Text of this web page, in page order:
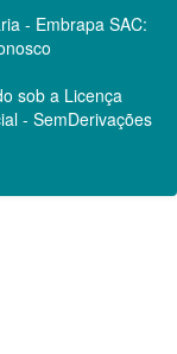
- Embrapa SAC:
sob a Licença
- SemDerivações